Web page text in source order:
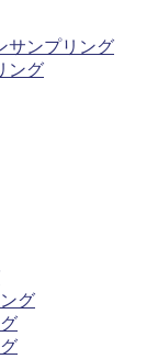
サンプリング
ング
グ